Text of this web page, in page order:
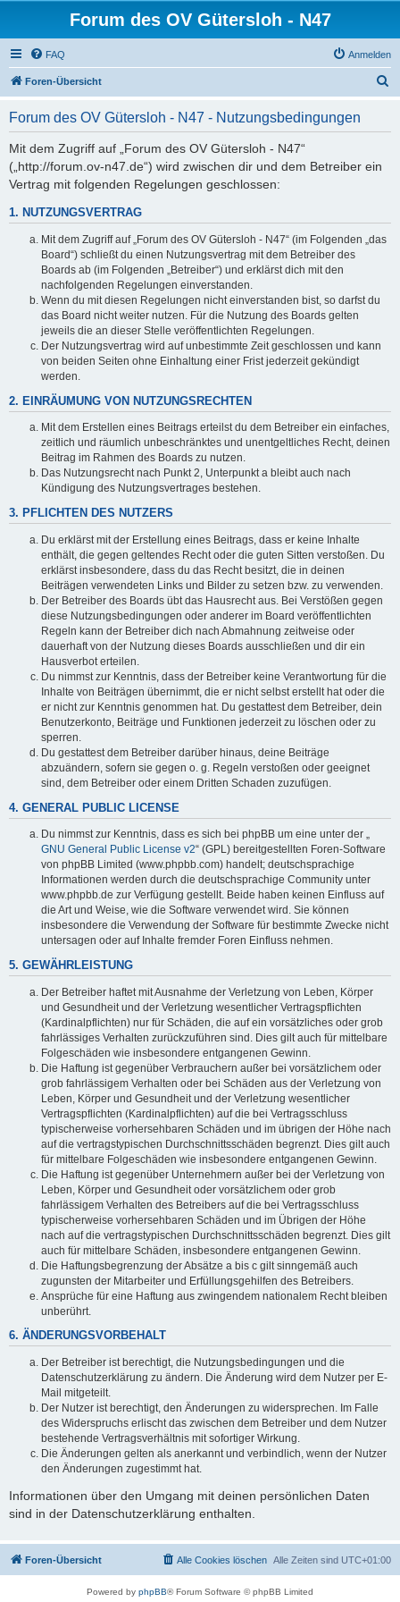
Forum des OV Gütersloh - N47
FAQ Anmelden
Foren-Übersicht
Forum des OV Gütersloh - N47 - Nutzungsbedingungen
Mit dem Zugriff auf „Forum des OV Gütersloh - N47“
(„http://forum.ov-n47.de“) wird zwischen dir und dem Betreiber ein
Vertrag mit folgenden Regelungen geschlossen:
1. NUTZUNGSVERTRAG
Mit dem Zugriff auf „Forum des OV Gütersloh - N47“ (im Folgenden „das
Board“) schließt du einen Nutzungsvertrag mit dem Betreiber des
Boards ab (im Folgenden „Betreiber“) und erklärst dich mit den
nachfolgenden Regelungen einverstanden.
Wenn du mit diesen Regelungen nicht einverstanden bist, so darfst du
das Board nicht weiter nutzen. Für die Nutzung des Boards gelten
jeweils die an dieser Stelle veröffentlichten Regelungen.
Der Nutzungsvertrag wird auf unbestimmte Zeit geschlossen und kann
von beiden Seiten ohne Einhaltung einer Frist jederzeit gekündigt
werden.
2. EINRÄUMUNG VON NUTZUNGSRECHTEN
Mit dem Erstellen eines Beitrags erteilst du dem Betreiber ein einfaches,
zeitlich und räumlich unbeschränktes und unentgeltliches Recht, deinen
Beitrag im Rahmen des Boards zu nutzen.
Das Nutzungsrecht nach Punkt 2, Unterpunkt a bleibt auch nach
Kündigung des Nutzungsvertrages bestehen.
3. PFLICHTEN DES NUTZERS
Du erklärst mit der Erstellung eines Beitrags, dass er keine Inhalte
enthält, die gegen geltendes Recht oder die guten Sitten verstoßen. Du
erklärst insbesondere, dass du das Recht besitzt, die in deinen
Beiträgen verwendeten Links und Bilder zu setzen bzw. zu verwenden.
Der Betreiber des Boards übt das Hausrecht aus. Bei Verstößen gegen
diese Nutzungsbedingungen oder anderer im Board veröffentlichten
Regeln kann der Betreiber dich nach Abmahnung zeitweise oder
dauerhaft von der Nutzung dieses Boards ausschließen und dir ein
Hausverbot erteilen.
Du nimmst zur Kenntnis, dass der Betreiber keine Verantwortung für die
Inhalte von Beiträgen übernimmt, die er nicht selbst erstellt hat oder die
er nicht zur Kenntnis genommen hat. Du gestattest dem Betreiber, dein
Benutzerkonto, Beiträge und Funktionen jederzeit zu löschen oder zu
sperren.
Du gestattest dem Betreiber darüber hinaus, deine Beiträge
abzuändern, sofern sie gegen o. g. Regeln verstoßen oder geeignet
sind, dem Betreiber oder einem Dritten Schaden zuzufügen.
4. GENERAL PUBLIC LICENSE
Du nimmst zur Kenntnis, dass es sich bei phpBB um eine unter der „
GNU General Public License v2“ (GPL) bereitgestellten Foren-Software
von phpBB Limited (www.phpbb.com) handelt; deutschsprachige
Informationen werden durch die deutschsprachige Community unter
www.phpbb.de zur Verfügung gestellt. Beide haben keinen Einfluss auf
die Art und Weise, wie die Software verwendet wird. Sie können
insbesondere die Verwendung der Software für bestimmte Zwecke nicht
untersagen oder auf Inhalte fremder Foren Einfluss nehmen.
5. GEWÄHRLEISTUNG
Der Betreiber haftet mit Ausnahme der Verletzung von Leben, Körper
und Gesundheit und der Verletzung wesentlicher Vertragspflichten
(Kardinalpflichten) nur für Schäden, die auf ein vorsätzliches oder grob
fahrlässiges Verhalten zurückzuführen sind. Dies gilt auch für mittelbare
Folgeschäden wie insbesondere entgangenen Gewinn.
Die Haftung ist gegenüber Verbrauchern außer bei vorsätzlichem oder
grob fahrlässigem Verhalten oder bei Schäden aus der Verletzung von
Leben, Körper und Gesundheit und der Verletzung wesentlicher
Vertragspflichten (Kardinalpflichten) auf die bei Vertragsschluss
typischerweise vorhersehbaren Schäden und im übrigen der Höhe nach
auf die vertragstypischen Durchschnittsschäden begrenzt. Dies gilt auch
für mittelbare Folgeschäden wie insbesondere entgangenen Gewinn.
Die Haftung ist gegenüber Unternehmern außer bei der Verletzung von
Leben, Körper und Gesundheit oder vorsätzlichem oder grob
fahrlässigem Verhalten des Betreibers auf die bei Vertragsschluss
typischerweise vorhersehbaren Schäden und im Übrigen der Höhe
nach auf die vertragstypischen Durchschnittsschäden begrenzt. Dies gilt
auch für mittelbare Schäden, insbesondere entgangenen Gewinn.
Die Haftungsbegrenzung der Absätze a bis c gilt sinngemäß auch
zugunsten der Mitarbeiter und Erfüllungsgehilfen des Betreibers.
Ansprüche für eine Haftung aus zwingendem nationalem Recht bleiben
unberührt.
6. ÄNDERUNGSVORBEHALT
Der Betreiber ist berechtigt, die Nutzungsbedingungen und die
Datenschutzerklärung zu ändern. Die Änderung wird dem Nutzer per E-
Mail mitgeteilt.
Der Nutzer ist berechtigt, den Änderungen zu widersprechen. Im Falle
des Widerspruchs erlischt das zwischen dem Betreiber und dem Nutzer
bestehende Vertragsverhältnis mit sofortiger Wirkung.
Die Änderungen gelten als anerkannt und verbindlich, wenn der Nutzer
den Änderungen zugestimmt hat.
Informationen über den Umgang mit deinen persönlichen Daten
sind in der Datenschutzerklärung enthalten.
Foren-Übersicht Alle Zeiten sind UTC+01:00
Alle Cookies löschen
Powered by phpBB® Forum Software © phpBB Limited